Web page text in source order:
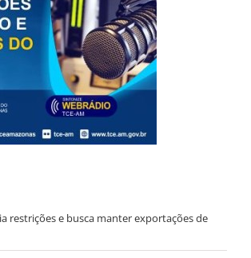
restrições e busca manter exportações de